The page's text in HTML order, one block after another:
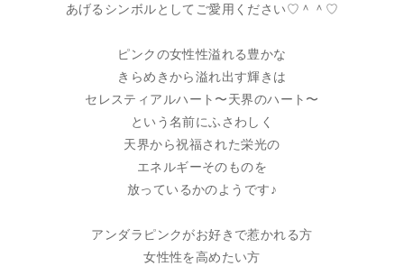
あげるシンボルとしてご愛用ください♡＾＾♡
ピンクの女性性溢れる豊かな
きらめきから溢れ出す輝きは
セレスティアルハート〜天界のハート〜
という名前にふさわしく
天界から祝福された栄光の
エネルギーそのものを
放っているかのようです♪
アンダラピンクがお好きで惹かれる方
女性性を高めたい方